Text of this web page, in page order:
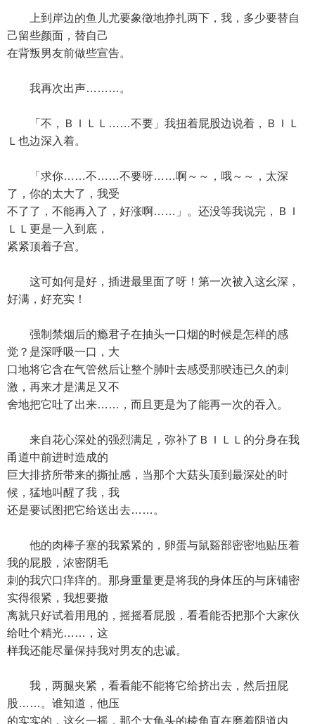
上到岸边的鱼儿尤要象徵地挣扎两下，我，多少要替自
己留些颜面，替自己
在背叛男友前做些宣告。
我再次出声………。
「不，ＢＩＬＬ……不要」我扭着屁股边说着，ＢＩＬ
Ｌ也边深入着。
「求你……不……不要呀……啊～～，哦～～，太深
了，你的太大了，我受
不了了，不能再入了，好涨啊……」。还没等我说完，ＢＩ
ＬＬ更是一入到底，
紧紧顶着子宫。
这可如何是好，插进最里面了呀！第一次被入这幺深，
好满，好充实！
强制禁烟后的瘾君子在抽头一口烟的时候是怎样的感
觉？是深呼吸一口，大
口地将它含在气管然后让整个肺叶去感受那暌违已久的刺
激，再来才是满足又不
舍地把它吐了出来……，而且更是为了能再一次的吞入。
来自花心深处的强烈满足，弥补了ＢＩＬＬ的分身在我
甬道中前进时造成的
巨大排挤所带来的撕扯感，当那个大菇头顶到最深处的时
候，猛地叫醒了我，我
还是要试图把它给送出去……。
他的肉棒子塞的我紧紧的，卵蛋与鼠谿部密密地贴压着
我的屁股，浓密阴毛
刺的我穴口痒痒的。那身重量更是将我的身体压的与床铺密
实得很紧，我想要撤
离就只好试着用甩的，摇摇看屁股，看看能否把那个大家伙
给吐个精光……，这
样我还能尽量保持我对男友的忠诚。
我，两腿夹紧，看看能不能将它给挤出去，然后扭屁
股……。谁知道，他压
的实实的，这幺一摇，那个大龟头的棱角直在磨着阴道内